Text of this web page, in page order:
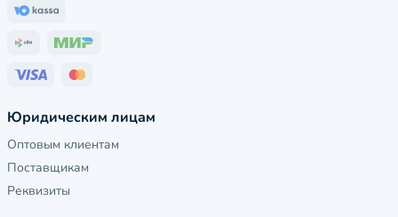
Юридическим лицам
Оптовым клиентам
Поставщикам
Реквизиты